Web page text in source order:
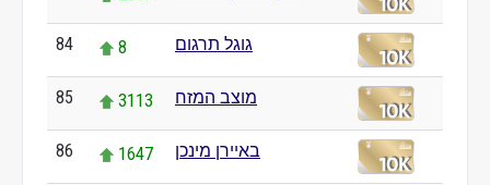
84 8 גוגל תרגום
85 3113 מוצב המזח
86 1647 באיירן מינכן